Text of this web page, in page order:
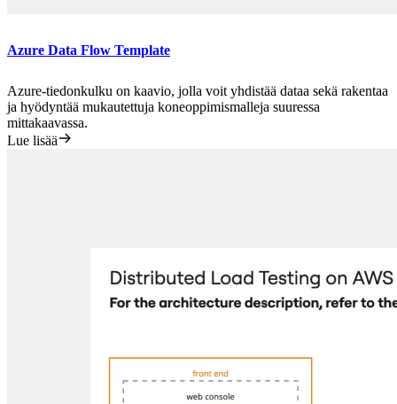
Azure Data Flow Template
Azure-tiedonkulku on kaavio, jolla voit yhdistää dataa sekä rakentaa
ja hyödyntää mukautettuja koneoppimismalleja suuressa
mittakaavassa.
Lue lisää